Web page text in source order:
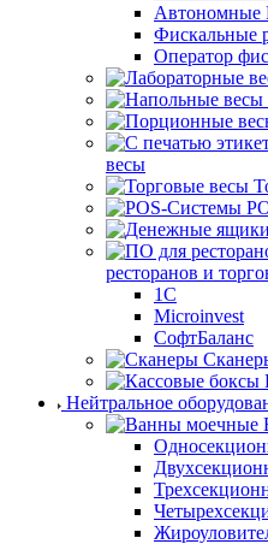
для упаковочного
упаковщики
Горячие столы
Запайщики
Матрицы для
Кассовое и весовое
Онлайн-кассы
Фискальные
Фискальные
Оператор
Лабораторные
Напольные весы
Порционные весы
С печатью
Торговые весы
POS-Системы
Денежные ящики
ресторанов и
1С
Microinvest
СофтБаланс